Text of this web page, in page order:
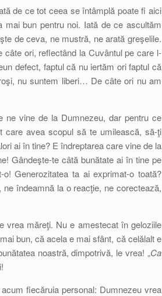
de ce tot ceea se întâmplă poate fi aici
bun pentru noi. Iată de ce ascultăm
de ceva, ne mustră, ne arată greşelile.
câte ori, reflectând la Cuvântul pe care l-
defect, faptul că nu iertăm ori faptul că
nu suntem liberi… De câte ori nu am
ne vine de la Dumnezeu, dar pentru ce
avea scopul să te umilească, să-ţi
ai în tine? E îndreptarea care vine de la
Gândeşte-te câtă bunătate ai în tine pe
Generozitatea ta ai exprimat-o toată?
îndeamnă la o reacţie, ne corectează,
vrea măreţi. Nu e amestecat în geloziile
bun, că acela e mai sfânt, că celălalt e
noastră, dimpotrivă, le vrea! „Ca
fiecăruia personal: Dumnezeu vrea